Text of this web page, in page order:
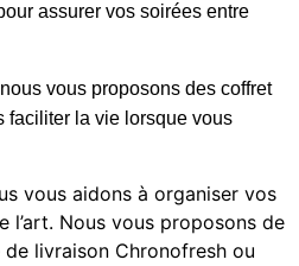
assurer vos soirées entre
nous vous proposons des coffret
faciliter la vie lorsque vous
vous aidons à organiser vos
l’art. Nous vous proposons de
livraison Chronofresh ou